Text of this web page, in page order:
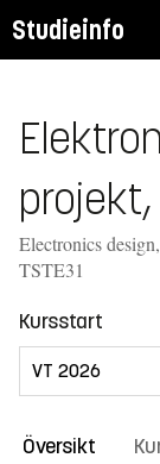
Studieinfo
Electronics
TSTE31
Kursstart
Översikt